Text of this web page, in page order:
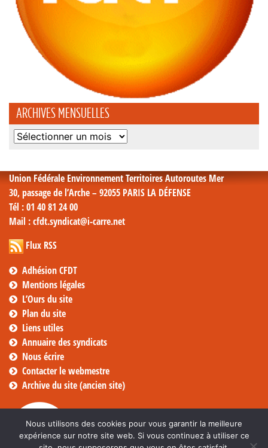
ARCHIVES MENSUELLES
Archives
Union Fédérale Environnement Territoires Autoroutes Mer
30, passage de l’Arche – 92055 PARIS LA DÉFENSE
Tél : 01 40 81 24 00
Mail : cfdt.syndicat@i-carre.net
Flux RSS
Adhésion CFDT
Mentions légales
L’Ours du site
Plan du site
Liens utiles
Annuaire des syndicats
Nous écrire
Contacter le webmestre
Archive du site (ancien site)
Nous utilisons des cookies pour vous garantir la meilleure
expérience sur notre site web. Si vous continuez à utiliser ce